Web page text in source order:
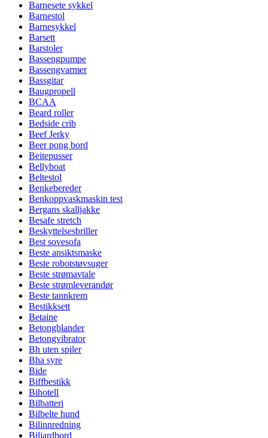
Barnesete sykkel
Barnestol
Barnesykkel
Barsett
Barstoler
Bassengpumpe
Bassengvarmer
Bassgitar
Baugpropell
BCAA
Beard roller
Bedside crib
Beef Jerky
Beer pong bord
Beitepusser
Bellyboat
Beltestol
Benkebereder
Benkoppvaskmaskin test
Bergans skalljakke
Besafe stretch
Beskyttelsesbriller
Best sovesofa
Beste ansiktsmaske
Beste robotstøvsuger
Beste strømavtale
Beste strømleverandør
Beste tannkrem
Bestikksett
Betaine
Betongblander
Betongvibrator
Bh uten spiler
Bha syre
Bide
Biffbestikk
Bihotell
Bilbatteri
Bilbelte hund
Bilinnredning
Biljardbord